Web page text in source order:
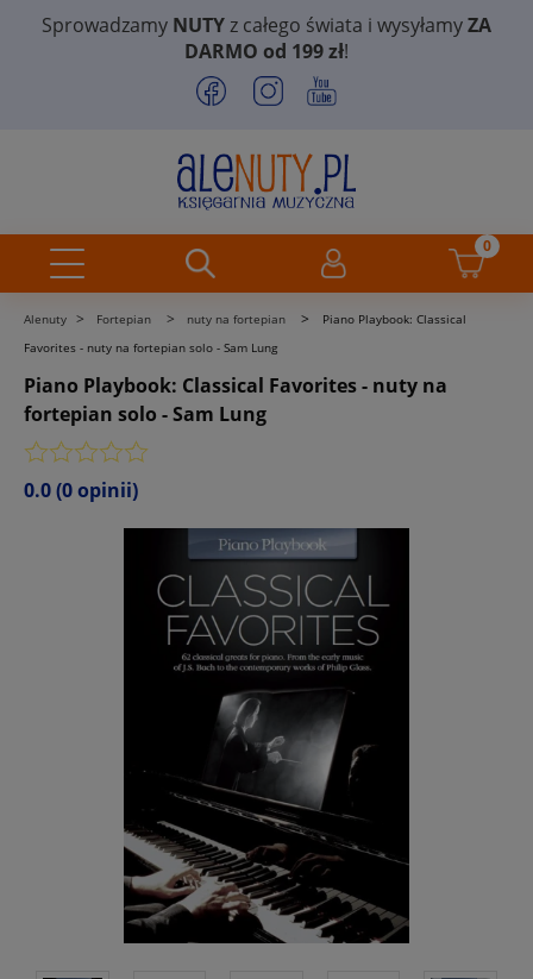
Sprowadzamy NUTYz całego świata i wysyłamyZA
DARMO od 199 zł!
Alenuty > Fortepian > nuty na fortepian >
Piano Playbook: Classical
Favorites - nuty na fortepian solo - Sam Lung
Piano Playbook: Classical Favorites - nuty na
fortepian solo - Sam Lung
0.0(0 opinii)